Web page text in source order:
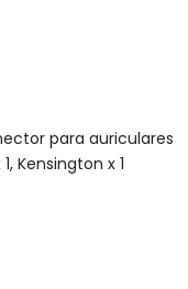
para auriculares
Kensington x 1